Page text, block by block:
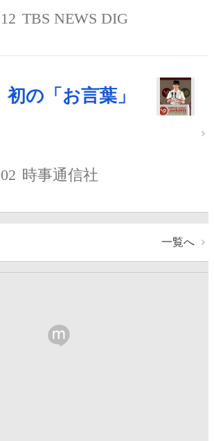
TBS NEWS DIG
の「お言葉」
時事通信社
一覧へ